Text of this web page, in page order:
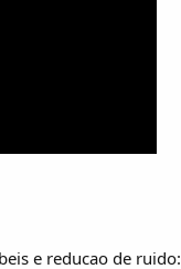
e reducao de ruido: